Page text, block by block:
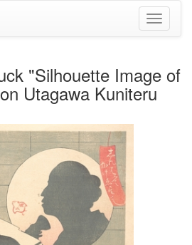
"Silhouette Image of
Utagawa Kuniteru